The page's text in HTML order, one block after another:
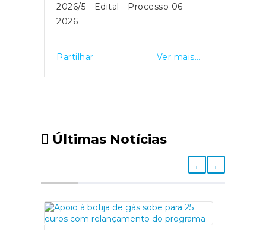
2026/5 - Edital - Processo 06-
2026
Partilhar Ver mais...
Últimas Notícias